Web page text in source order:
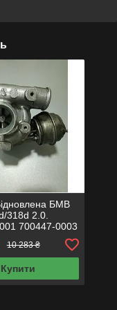
БМВ
318d 2.0.
700447-0003
700447-0005
10 283 ₴
Купити